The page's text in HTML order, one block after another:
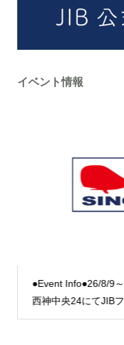
イベント情報
●Event Info●26/8/9
西神中央24にてJIB